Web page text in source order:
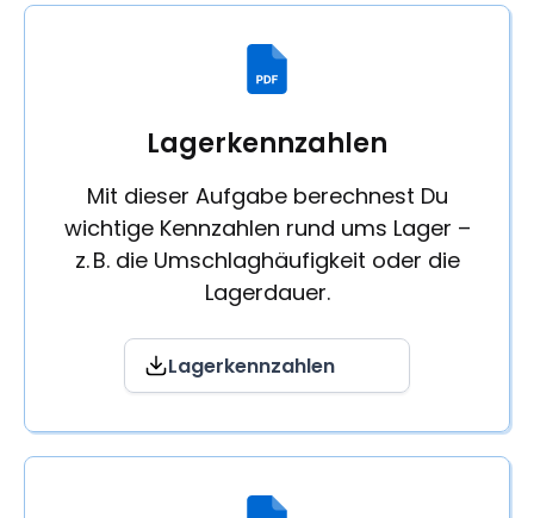
Lagerkennzahlen
Mit dieser Aufgabe berechnest Du
wichtige Kennzahlen rund ums Lager –
z. B. die Umschlaghäufigkeit oder die
Lagerdauer.
Lagerkennzahlen